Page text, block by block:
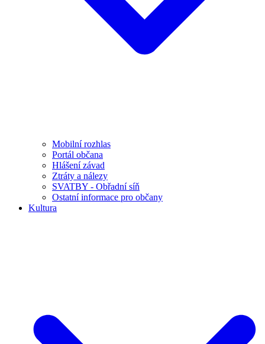
Mobilní rozhlas
Portál občana
Hlášení závad
Ztráty a nálezy
SVATBY - Obřadní síň
Ostatní informace pro občany
Kultura